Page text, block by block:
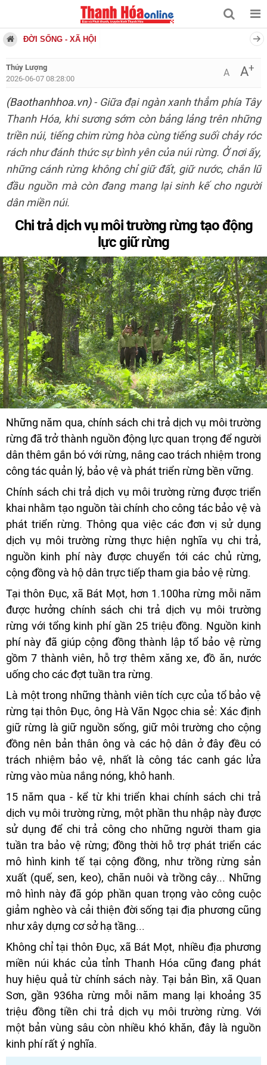
ĐỜI SỐNG - XÃ HỘI
Thúy Lượng
2026-06-07 08:28:00
A A+
(Baothanhhoa.vn)- Giữa đại ngàn xanh thẳm phía Tây
Thanh Hóa, khi sương sớm còn bảng lảng trên những
triền núi, tiếng chim rừng hòa cùng tiếng suối chảy róc
rách như đánh thức sự bình yên của núi rừng. Ở nơi ấy,
những cánh rừng không chỉ giữ đất, giữ nước, chắn lũ
đầu nguồn mà còn đang mang lại sinh kế cho người
dân miền núi.
Chi trả dịch vụ môi trường rừng tạo động
lực giữ rừng
Những năm qua, chính sách chi trả dịch vụ môi trường
rừng đã trở thành nguồn động lực quan trọng để người
dân thêm gắn bó với rừng, nâng cao trách nhiệm trong
công tác quản lý, bảo vệ và phát triển rừng bền vững.
Chính sách chi trả dịch vụ môi trường rừng được triển
khai nhằm tạo nguồn tài chính cho công tác bảo vệ và
phát triển rừng. Thông qua việc các đơn vị sử dụng
dịch vụ môi trường rừng thực hiện nghĩa vụ chi trả,
nguồn kinh phí này được chuyển tới các chủ rừng,
cộng đồng và hộ dân trực tiếp tham gia bảo vệ rừng.
Tại thôn Đục, xã Bát Mọt, hơn 1.100ha rừng mỗi năm
được hưởng chính sách chi trả dịch vụ môi trường
rừng với tổng kinh phí gần 25 triệu đồng. Nguồn kinh
phí này đã giúp cộng đồng thành lập tổ bảo vệ rừng
gồm 7 thành viên, hỗ trợ thêm xăng xe, đồ ăn, nước
uống cho các đợt tuần tra rừng.
Là một trong những thành viên tích cực của tổ bảo vệ
rừng tại thôn Đục, ông Hà Văn Ngọc chia sẻ: Xác định
giữ rừng là giữ nguồn sống, giữ môi trường cho cộng
đồng nên bản thân ông và các hộ dân ở đây đều có
trách nhiệm bảo vệ, nhất là công tác canh gác lửa
rừng vào mùa nắng nóng, khô hanh.
15 năm qua - kể từ khi triển khai chính sách chi trả
dịch vụ môi trường rừng, một phần thu nhập này được
sử dụng để chi trả công cho những người tham gia
tuần tra bảo vệ rừng; đồng thời hỗ trợ phát triển các
mô hình kinh tế tại cộng đồng, như trồng rừng sản
xuất (quế, sen, keo), chăn nuôi và trồng cây... Những
mô hình này đã góp phần quan trọng vào công cuộc
giảm nghèo và cải thiện đời sống tại địa phương cũng
như xây dựng cơ sở hạ tầng...
Không chỉ tại thôn Đục, xã Bát Mọt, nhiều địa phương
miền núi khác của tỉnh Thanh Hóa cũng đang phát
huy hiệu quả từ chính sách này. Tại bản Bìn, xã Quan
Sơn, gần 936ha rừng mỗi năm mang lại khoảng 35
triệu đồng tiền chi trả dịch vụ môi trường rừng. Với
một bản vùng sâu còn nhiều khó khăn, đây là nguồn
kinh phí rất ý nghĩa.